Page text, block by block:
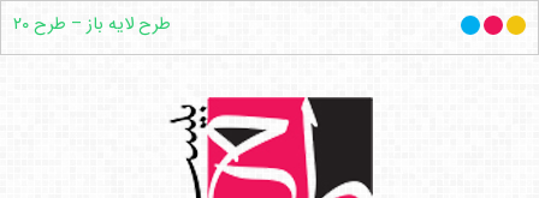
طرح لایه باز – طرح ۲۰